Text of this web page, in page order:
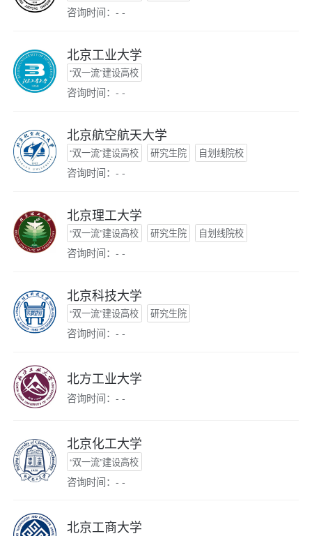
咨询时间：- -
北京工业大学
“双一流”建设高校
咨询时间：- -
北京航空航天大学
“双一流”建设高校 研究生院 自划线院校
咨询时间：- -
北京理工大学
“双一流”建设高校 研究生院 自划线院校
咨询时间：- -
北京科技大学
“双一流”建设高校 研究生院
咨询时间：- -
北方工业大学
咨询时间：- -
北京化工大学
“双一流”建设高校
咨询时间：- -
北京工商大学